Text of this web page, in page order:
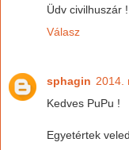
Üdv civilhuszár !
Válasz
sphagin 2014.
Kedves PuPu !
Egyetértek